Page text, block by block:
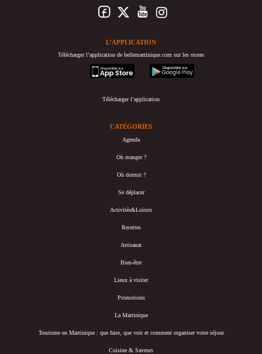
L’APPLICATION
Télécharger l’application de bellemartinique.com sur les stores
appstore
googleplay
Télécharger l’application
CATÉGORIES
Agenda
Où manger ?
Où dormir ?
Se déplacer
Activités&Loisirs
Recettes
Artisanat
Bien-être
Lieux à visiter
Promotions
La Martinique
Tourisme en Martinique : que faire, que voir et comment organiser votre séjour
Cuisine & Saveurs